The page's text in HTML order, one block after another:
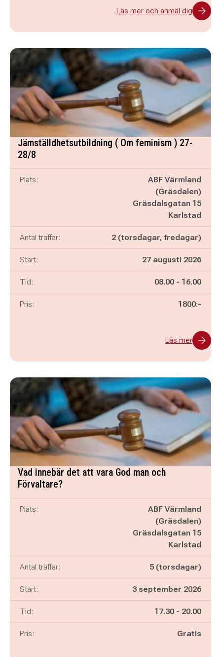
Läs mer och anmäl dig
Jämställdhetsutbildning ( Om feminism ) 27-
28/8
Plats:
ABF Värmland
(Gräsdalen)
Gräsdalsgatan 15
Karlstad
Antal träffar: 2 (torsdagar, fredagar)
Start: 27 augusti 2026
Tid: Pågår mellan
08.00 - och
16.00
Pris: 1800:-
Läs mer
Vad innebär det att vara God man och
Förvaltare?
Plats:
ABF Värmland
(Gräsdalen)
Gräsdalsgatan 15
Karlstad
Antal träffar: 5 (torsdagar)
Start: 3 september 2026
Tid: Pågår mellan
17.30 - och
20.00
Pris: Gratis